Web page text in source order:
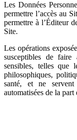
Les Données
permettre l’accès au
permettre à l’Éditeur
Site.
Les opérations
susceptibles de faire
sensibles, telles que
philosophiques,
santé, et ne
automatisées de la part